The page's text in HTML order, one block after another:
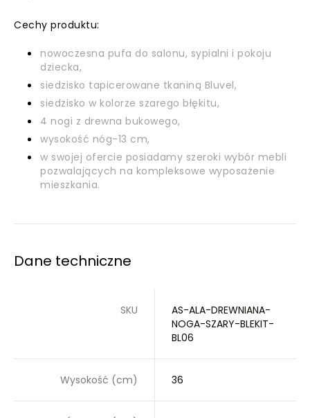
Cechy produktu:
nowoczesna pufa do salonu, sypialni i pokoju
dziecka,
siedzisko tapicerowane tkaniną Bluvel,
siedzisko w kolorze szarego błękitu,
4 nogi z drewna bukowego,
wysokość nóg-13 cm,
w swojej ofercie posiadamy szeroki wybór mebli
pozwalających na kompleksowe wyposażenie
mieszkania.
Dane techniczne
SKU
AS-ALA-DREWNIANA-
NOGA-SZARY-BLEKIT-
BL06
Wysokość (cm) 36